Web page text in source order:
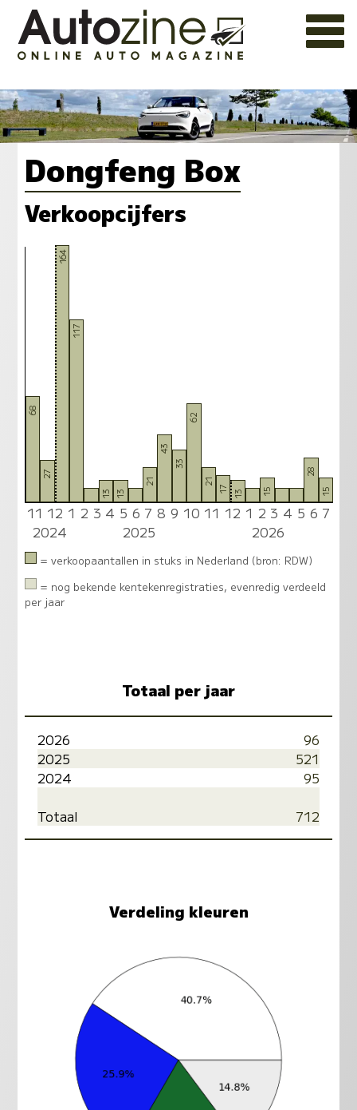
Dongfeng Box
Verkoopcijfers
68
27
164
117
13 13
21
43
33
62
21
17 13 15
28
15
11 12 1 2 3 4 5 6 7 8 9 10 11 12 1 2 3 4 5 6 7
2024
2025 2026
= verkoopaantallen in stuks in Nederland (bron: RDW)
= nog bekende kentekenregistraties, evenredig verdeeld
per jaar
Totaal per jaar
2026
96
2025
521
2024
95
Totaal
712
Verdeling kleuren